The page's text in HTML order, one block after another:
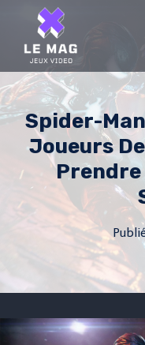
content
Spider-
Joueurs
Prendre